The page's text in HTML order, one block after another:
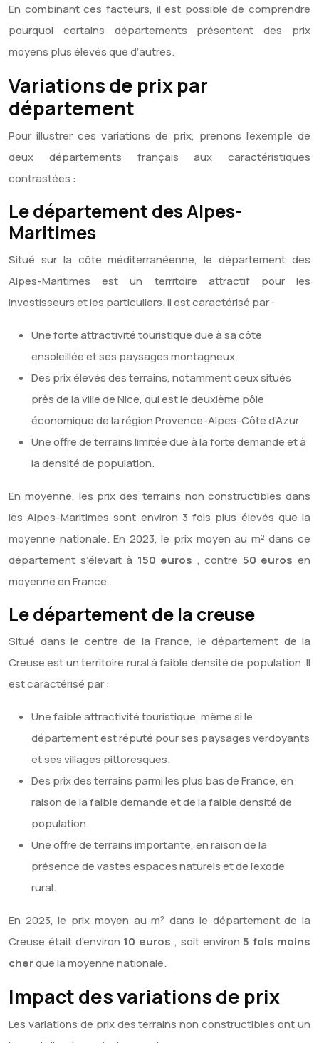
En combinant ces facteurs, il est possible de comprendre
pourquoi certains départements présentent des prix
moyens plus élevés que d’autres.
Variations de prix par
département
Pour illustrer ces variations de prix, prenons l’exemple de
deux départements français aux caractéristiques
contrastées :
Le département des Alpes-
Maritimes
Situé sur la côte méditerranéenne, le département des
Alpes-Maritimes est un territoire attractif pour les
investisseurs et les particuliers. Il est caractérisé par :
Une forte attractivité touristique due à sa côte
ensoleillée et ses paysages montagneux.
Des prix élevés des terrains, notamment ceux situés
près de la ville de Nice, qui est le deuxième pôle
économique de la région Provence-Alpes-Côte d’Azur.
Une offre de terrains limitée due à la forte demande et à
la densité de population.
En moyenne, les prix des terrains non constructibles dans
les Alpes-Maritimes sont environ 3 fois plus élevés que la
moyenne nationale. En 2023, le prix moyen au m² dans ce
département s’élevait à 150 euros , contre 50 eurosen
moyenne en France.
Le département de la creuse
Situé dans le centre de la France, le département de la
Creuse est un territoire rural à faible densité de population. Il
est caractérisé par :
Une faible attractivité touristique, même si le
département est réputé pour ses paysages verdoyants
et ses villages pittoresques.
Des prix des terrains parmi les plus bas de France, en
raison de la faible demande et de la faible densité de
population.
Une offre de terrains importante, en raison de la
présence de vastes espaces naturels et de l’exode
rural.
En 2023, le prix moyen au m² dans le département de la
Creuse était d’environ 10 euros, soit environ5 fois moins
cherque la moyenne nationale.
Impact des variations de prix
Les variations de prix des terrains non constructibles ont un